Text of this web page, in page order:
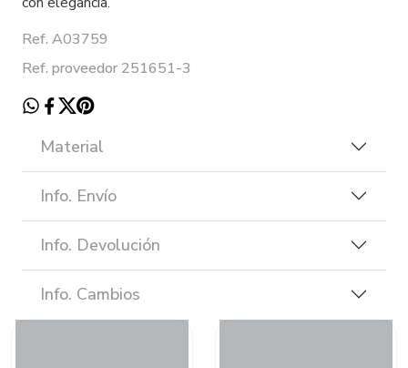
Ref. A03759
Ref. proveedor 251651-3
Material
Info. Envío
Info. Devolución
Info. Cambios